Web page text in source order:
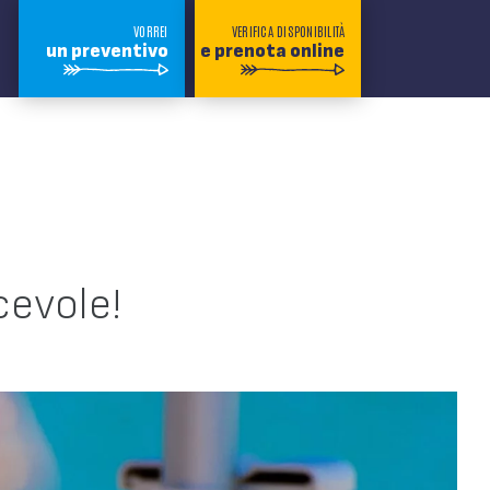
VORREI
un preventivo
VERIFICA DISPONIBILITÀ
e prenota online